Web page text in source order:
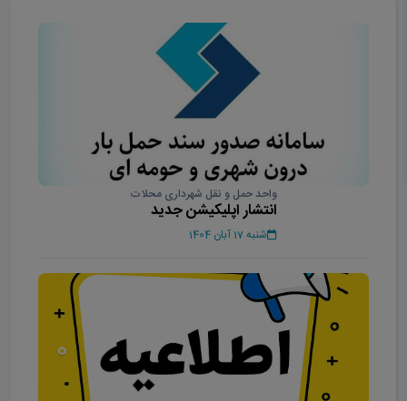
واحد حمل و نقل شهرداری محلات
انتشار اپلیکیشن جدید
شنبه 17 آبان 1404